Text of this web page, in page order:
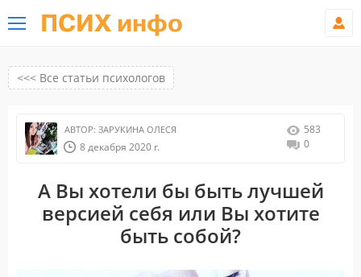
ПСИХ инфо
<<< Все статьи психологов
АВТОР: ЗАРУКИНА ОЛЕСЯ
8 декабря 2020 г.
583
0
А Вы хотели бы быть лучшей
версией себя или Вы хотите
быть собой?